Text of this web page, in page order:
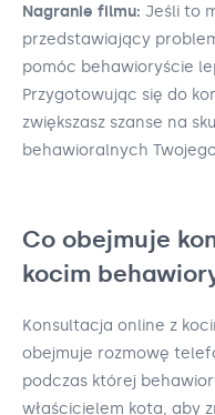
Nagranie filmu: Jeśli to
przedstawiający
pomóc behawioryście
Przygotowując się do
zwiększasz szanse na
behawioralnych
Co obejmuje
kocim
Konsultacja online z
obejmuje rozmowę
podczas której
właścicielem kota, aby